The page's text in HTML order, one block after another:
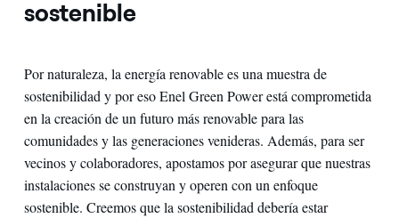
sostenible
Por naturaleza, la energía renovable es una muestra de
sostenibilidad y por eso Enel Green Power está comprometida
en la creación de un futuro más renovable para las
comunidades y las generaciones venideras. Además, para ser
vecinos y colaboradores, apostamos por asegurar que nuestras
instalaciones se construyan y operen con un enfoque
sostenible. Creemos que la sostenibilidad debería estar